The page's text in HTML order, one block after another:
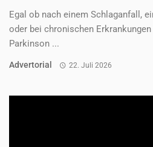
Egal ob nach einem Schlaganfall,
oder bei chronischen
Parkinson ...
Advertorial 22. Juli 2026